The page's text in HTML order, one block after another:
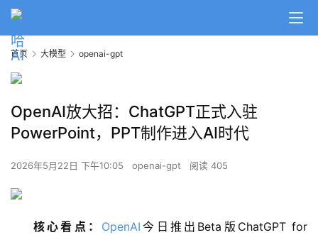
首页 大模型 openai-gpt
OpenAI放大招：ChatGPT正式入驻
PowerPoint，PPT制作进入AI时代
2026年5月22日 下午10:05 openai-gpt 阅读 405
核心看点： OpenAI 今日推出Beta版ChatGPT for